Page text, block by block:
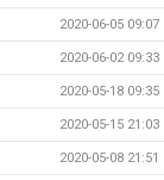
2020-06-05 09:07
2020-06-02 09:33
2020-05-18 09:35
2020-05-15 21:03
2020-05-08 21:51